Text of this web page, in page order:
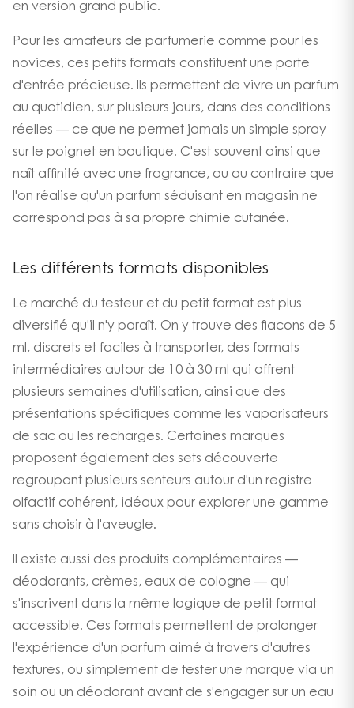
en version grand public.
Pour les amateurs de parfumerie comme pour les
novices, ces petits formats constituent une porte
d'entrée précieuse. Ils permettent de vivre un parfum
au quotidien, sur plusieurs jours, dans des conditions
réelles — ce que ne permet jamais un simple spray
sur le poignet en boutique. C'est souvent ainsi que
naît affinité avec une fragrance, ou au contraire que
l'on réalise qu'un parfum séduisant en magasin ne
correspond pas à sa propre chimie cutanée.
Les différents formats disponibles
Le marché du testeur et du petit format est plus
diversifié qu'il n'y paraît. On y trouve des flacons de 5
ml, discrets et faciles à transporter, des formats
intermédiaires autour de 10 à 30 ml qui offrent
plusieurs semaines d'utilisation, ainsi que des
présentations spécifiques comme les vaporisateurs
de sac ou les recharges. Certaines marques
proposent également des sets découverte
regroupant plusieurs senteurs autour d'un registre
olfactif cohérent, idéaux pour explorer une gamme
sans choisir à l'aveugle.
Il existe aussi des produits complémentaires —
déodorants, crèmes, eaux de cologne — qui
s'inscrivent dans la même logique de petit format
accessible. Ces formats permettent de prolonger
l'expérience d'un parfum aimé à travers d'autres
textures, ou simplement de tester une marque via un
soin ou un déodorant avant de s'engager sur un eau